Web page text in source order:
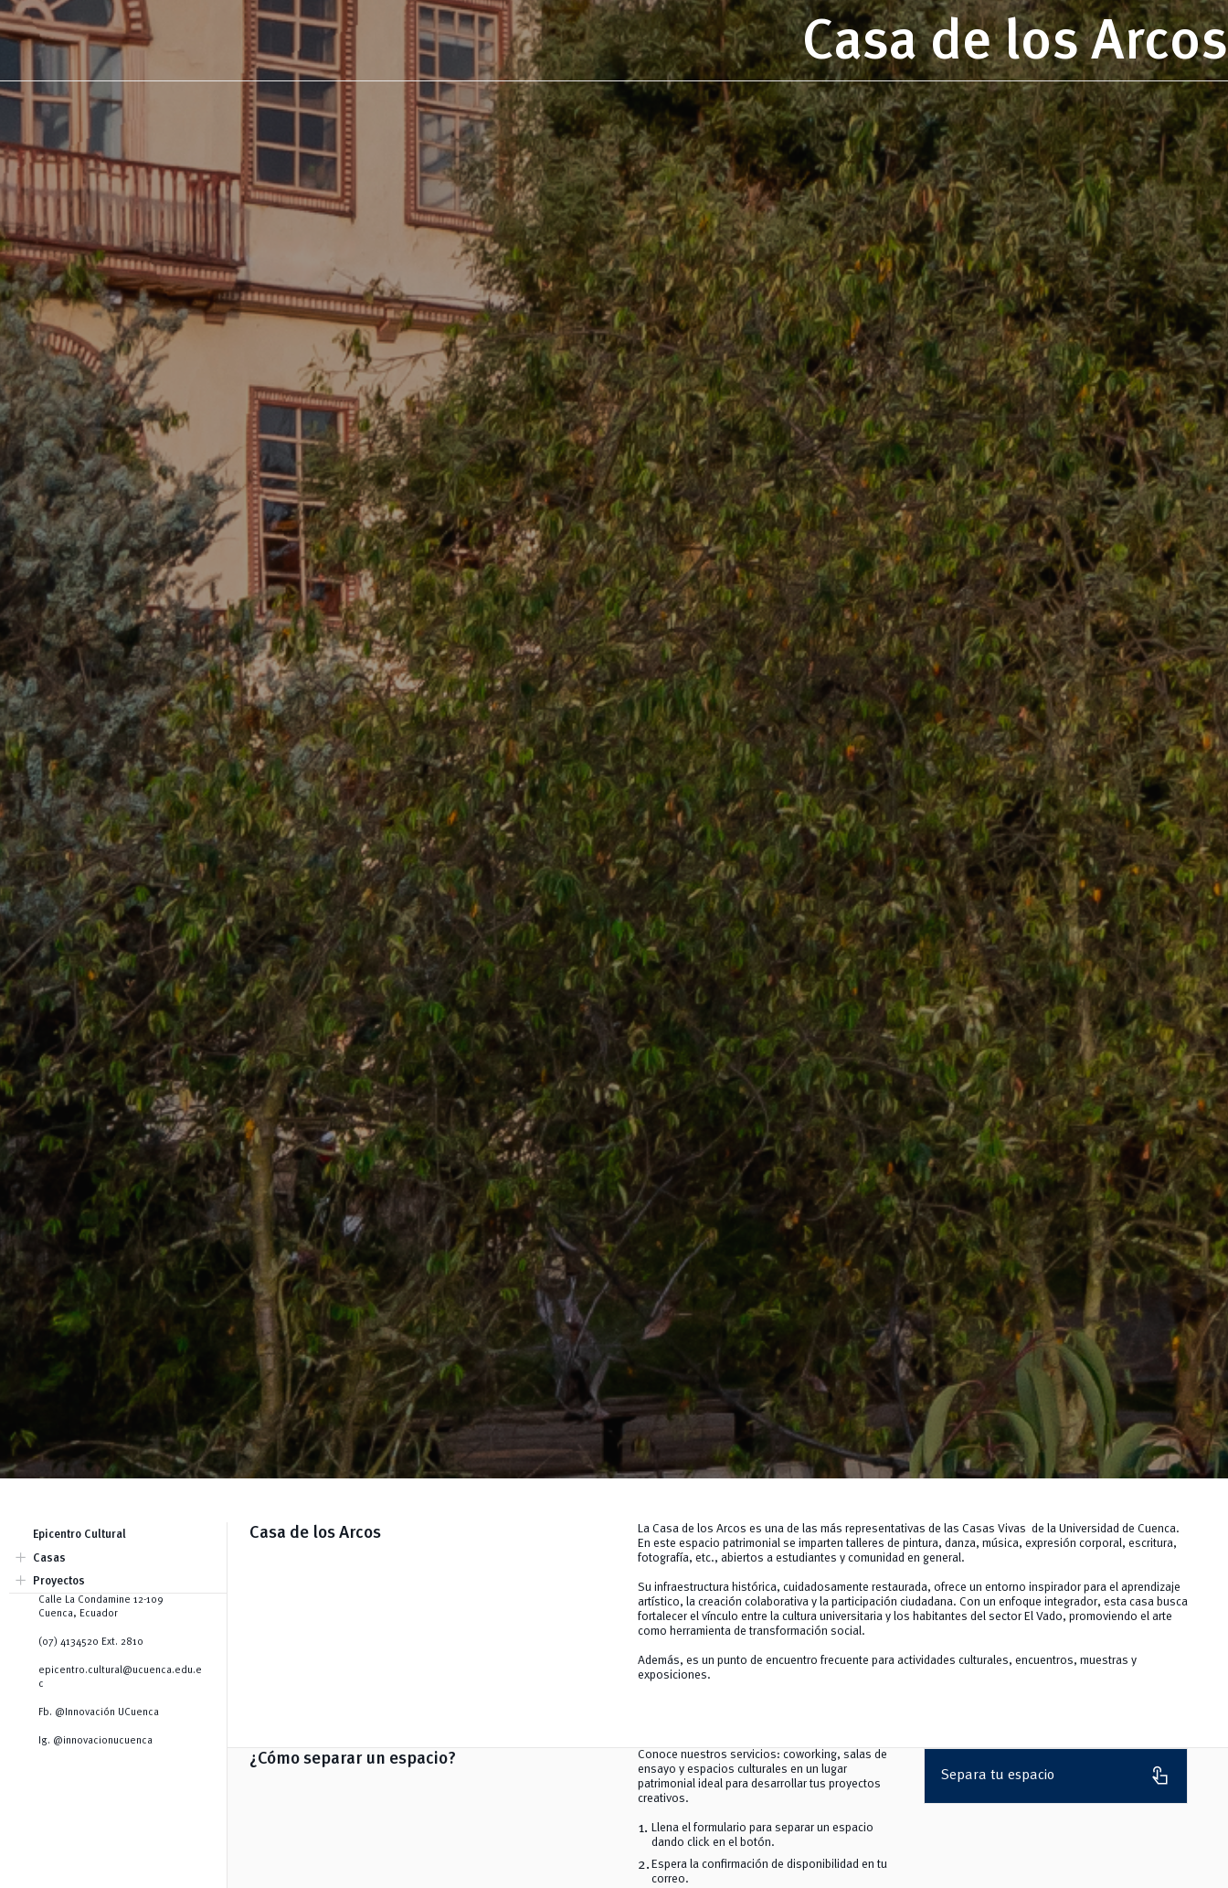
Casa de los Arcos
Epicentro Cultural
Casas
add
Casa de los Arcos
Casa Rivera
Casa Vélez
Casa Pintado
Proyectos
add
Laboratorios
Festival Epicentro Cultural
Convocatoria Co-working Cultural
Calle La Condamine 12-109
Cuenca, Ecuador
(07) 4134520 Ext. 2810
epicentro.cultural@ucuenca.edu.e
c
Fb. @Innovación UCuenca
Ig. @innovacionucuenca
Casa de los Arcos
La Casa de los Arcos es una de las más representativas de las Casas Vivas de la Universidad de Cuenca.
En este espacio patrimonial se imparten talleres de pintura, danza, música, expresión corporal, escritura,
fotografía, etc., abiertos a estudiantes y comunidad en general.
Su infraestructura histórica, cuidadosamente restaurada, ofrece un entorno inspirador para el aprendizaje
artístico, la creación colaborativa y la participación ciudadana. Con un enfoque integrador, esta casa busca
fortalecer el vínculo entre la cultura universitaria y los habitantes del sector El Vado, promoviendo el arte
como herramienta de transformación social.
Además, es un punto de encuentro frecuente para actividades culturales, encuentros, muestras y
exposiciones.
¿Cómo separar un espacio?
Conoce nuestros servicios: coworking, salas de
ensayo y espacios culturales en un lugar
patrimonial ideal para desarrollar tus proyectos
creativos.
Llena el formulario para separar un espacio
dando click en el botón.
Espera la confirmación de disponibilidad en tu
correo.
Separa tu espacio touch_app